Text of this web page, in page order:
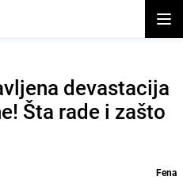
devastacija
Šta rade i zašto
Fena